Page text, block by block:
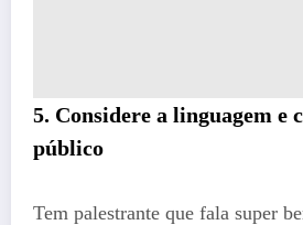
5. Considere a linguagem e
público
Tem palestrante que fala super